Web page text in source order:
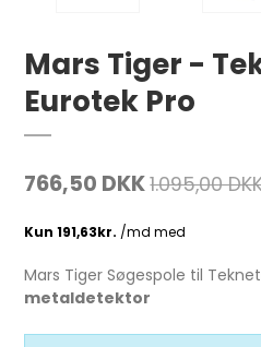
Mars Tiger -
Eurotek Pro
766,50 DKK1.095,00
Mars Tiger Søgespole til
metaldetektor